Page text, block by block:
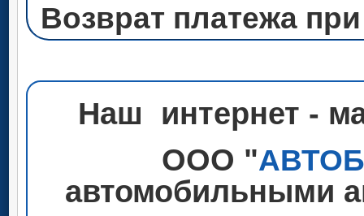
Возврат платежа
Наш интернет -
ООО "
автомобильными